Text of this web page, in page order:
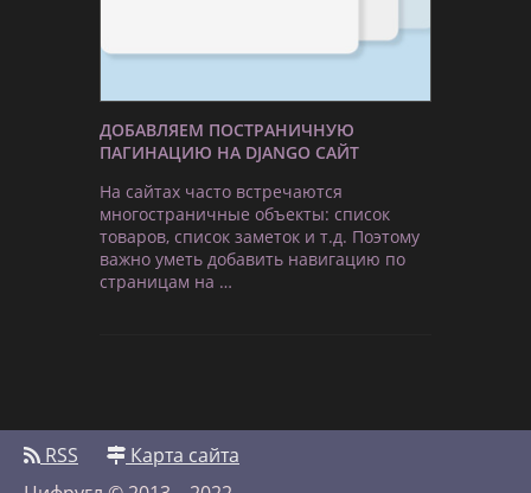
ДОБАВЛЯЕМ ПОСТРАНИЧНУЮ
ПАГИНАЦИЮ НА DJANGO САЙТ
На сайтах часто встречаются
многостраничные объекты: список
товаров, список заметок и т.д. Поэтому
важно уметь добавить навигацию по
страницам на …
RSS
Карта сайта